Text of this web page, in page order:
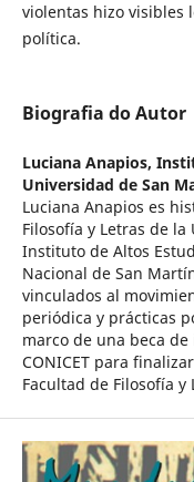
violentas hizo visibles
política.
Biografia do Autor
Luciana Anapios,
Universidad de San
Luciana Anapios es
Filosofía y Letras de
Instituto de Altos
Nacional de San
vinculados al
periódica y prácticas
marco de una beca
CONICET para
Facultad de Filosofía y